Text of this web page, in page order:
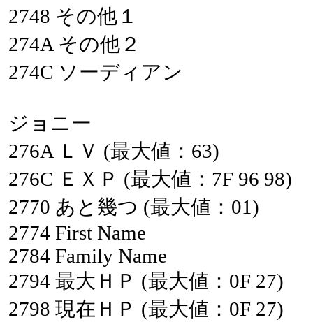
2748 その他１
274A その他２
274C ソーディアン
ジョニー
276A ＬＶ (最大値：63)
276C ＥＸＰ (最大値：7F 96 98)
2770 あと幾つ (最大値：01)
2774 First Name
2784 Family Name
2794 最大ＨＰ (最大値：0F 27)
2798 現在ＨＰ (最大値：0F 27)